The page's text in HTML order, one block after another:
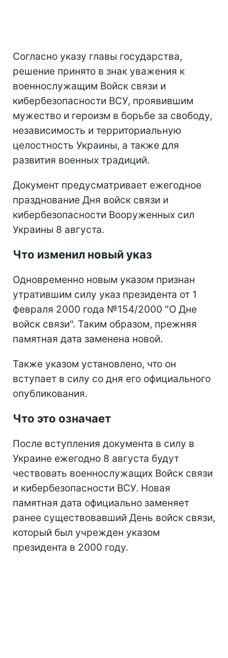
Согласно указу главы государства,
решение принято в знак уважения к
военнослужащим Войск связи и
кибербезопасности ВСУ, проявившим
мужество и героизм в борьбе за свободу,
независимость и территориальную
целостность Украины, а также для
развития военных традиций.
Документ предусматривает ежегодное
празднование Дня войск связи и
кибербезопасности Вооруженных сил
Украины 8 августа.
Что изменил новый указ
Одновременно новым указом признан
утратившим силу указ президента от 1
февраля 2000 года №154/2000 "О Дне
войск связи". Таким образом, прежняя
памятная дата заменена новой.
Также указом установлено, что он
вступает в силу со дня его официального
опубликования.
Что это означает
После вступления документа в силу в
Украине ежегодно 8 августа будут
чествовать военнослужащих Войск связи
и кибербезопасности ВСУ. Новая
памятная дата официально заменяет
ранее существовавший День войск связи,
который был учрежден указом
президента в 2000 году.